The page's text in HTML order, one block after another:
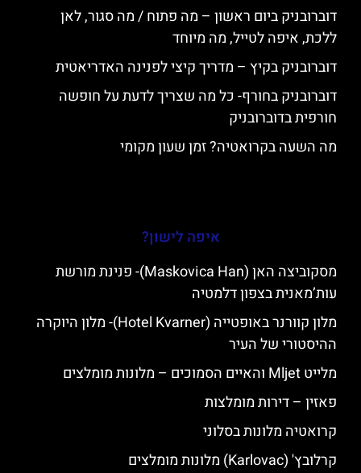
דוברובניק ביום ראשון – מה פתוח / מה סגור, לאן
ללכת, איפה לטייל, מה מיוחד
דוברובניק בקיץ – מדריך קיצי לפנינה האדריאטית
דוברובניק בחורף- כל מה שצריך לדעת על חופשה
חורפית בדוברובניק
מה השעה בקרואטיה? זמן שעון מקומי
איפה לישון?
מסקוביצה האן (Maskovica Han)- פנינת מורשת
עות’מאנית בצפון דלמטיה
מלון קוורנר באופטייה (Hotel Kvarner)- מלון היוקרה
ההיסטורי של העיר
מלייט Mljet והאיים הסמוכים – מלונות מומלצים
פאזין – דירות מומלצות
קרואטיה מלונות בסלוני
קרלובץ' (Karlovac) מלונות מומלצים